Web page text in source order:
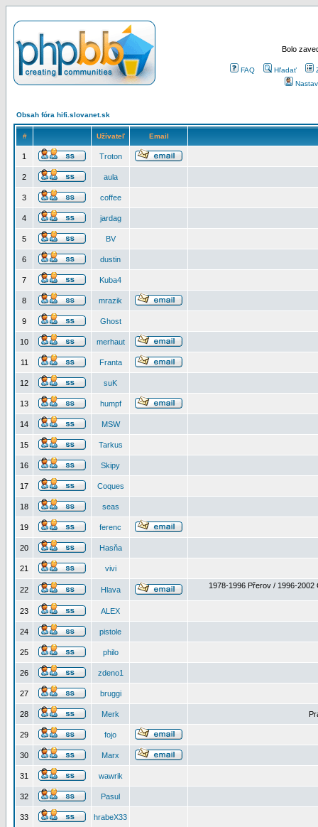
Bolo
FAQ Hľadať
Obsah fóra hifi.slovanet.sk
# Užívateľ Email
1 Troton
2 aula
3 coffee
4 jardag
5 BV
6 dustin
7 Kuba4
8 mrazik
9 Ghost
10 merhaut
11 Franta
12 suK
13 humpf
14 MSW
15 Tarkus
16 Skipy
17 Coques
18 seas
19 ferenc
20 Hasňa
21 vivi
22 Hlava 1978-1996 Přerov / 1996-2002
23 ALEX
24 pistole
25 philo
26 zdeno1
27 bruggi
28 Merk
29 fojo
30 Marx
31 wawrik
32 Pasul
33 hrabeX33